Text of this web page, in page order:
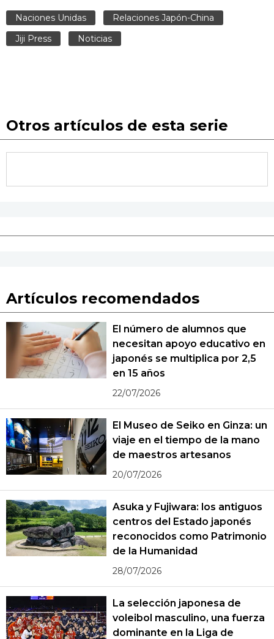
Naciones Unidas
Relaciones Japón-China
Jiji Press
Noticias
Otros artículos de esta serie
Artículos recomendados
El número de alumnos que
necesitan apoyo educativo en
japonés se multiplica por 2,5
en 15 años
22/07/2026
El Museo de Seiko en Ginza: un
viaje en el tiempo de la mano
de maestros artesanos
20/07/2026
Asuka y Fujiwara: los antiguos
centros del Estado japonés
reconocidos como Patrimonio
de la Humanidad
28/07/2026
La selección japonesa de
voleibol masculino, una fuerza
dominante en la Liga de